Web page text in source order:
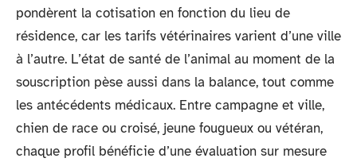
pondèrent la cotisation en fonction du lieu de
résidence, car les tarifs vétérinaires varient d’une ville
à l’autre. L’état de santé de l’animal au moment de la
souscription pèse aussi dans la balance, tout comme
les antécédents médicaux. Entre campagne et ville,
chien de race ou croisé, jeune fougueux ou vétéran,
chaque profil bénéficie d’une évaluation sur mesure